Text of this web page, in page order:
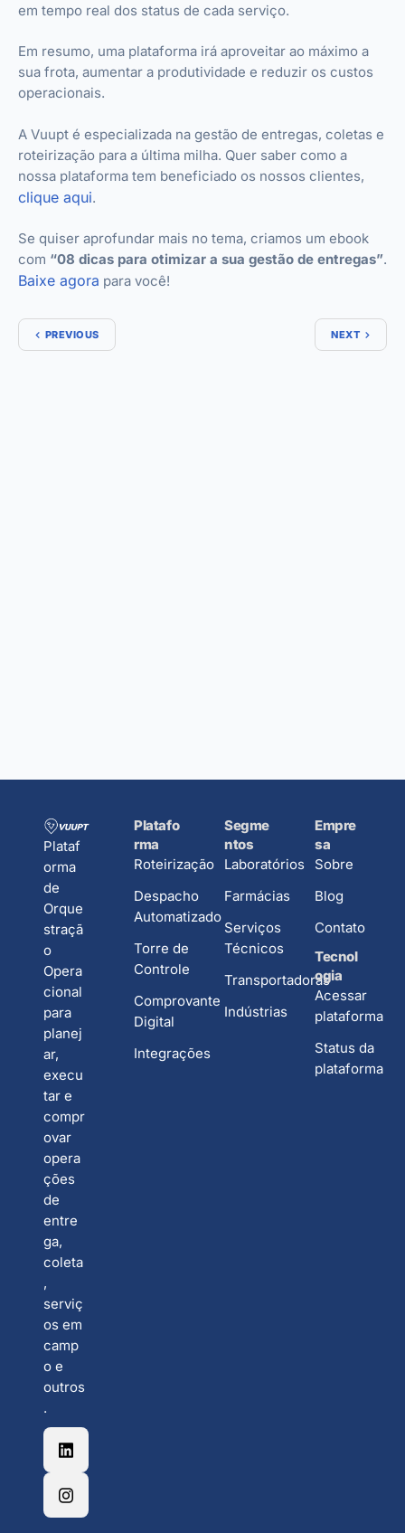
em tempo real dos status de cada serviço.
Em resumo, uma plataforma irá aproveitar ao máximo a
sua frota, aumentar a produtividade e reduzir os custos
operacionais.
A Vuupt é especializada na gestão de entregas, coletas e
roteirização para a última milha. Quer saber como a
nossa plataforma tem beneficiado os nossos clientes,
clique aqui.
Se quiser aprofundar mais no tema, criamos um ebook
com “08 dicas para otimizar a sua gestão de entregas”.
Baixe agora para você!
PREVIOUS NEXT
Plataf
orma
de
Orque
straçã
o
Opera
cional
para
planej
ar,
execu
tar e
compr
ovar
opera
ções
de
entre
ga,
coleta
,
serviç
os em
camp
o e
outros
.
Platafo
rma
Roteirização
Despacho
Automatizado
Torre de
Controle
Comprovante
Digital
Integrações
Segme
ntos
Laboratórios
Farmácias
Serviços
Técnicos
Transportadoras
Indústrias
Empre
sa
Sobre
Blog
Contato
Tecnol
ogia
Acessar
plataforma
Status da
plataforma